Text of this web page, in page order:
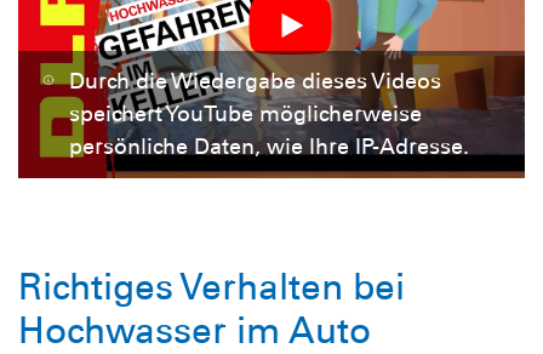
Durch die Wiedergabe dieses Videos
speichert YouTube möglicherweise
persönliche Daten, wie Ihre IP-Adresse.
Richtiges Verhalten bei
Hochwasser im Auto